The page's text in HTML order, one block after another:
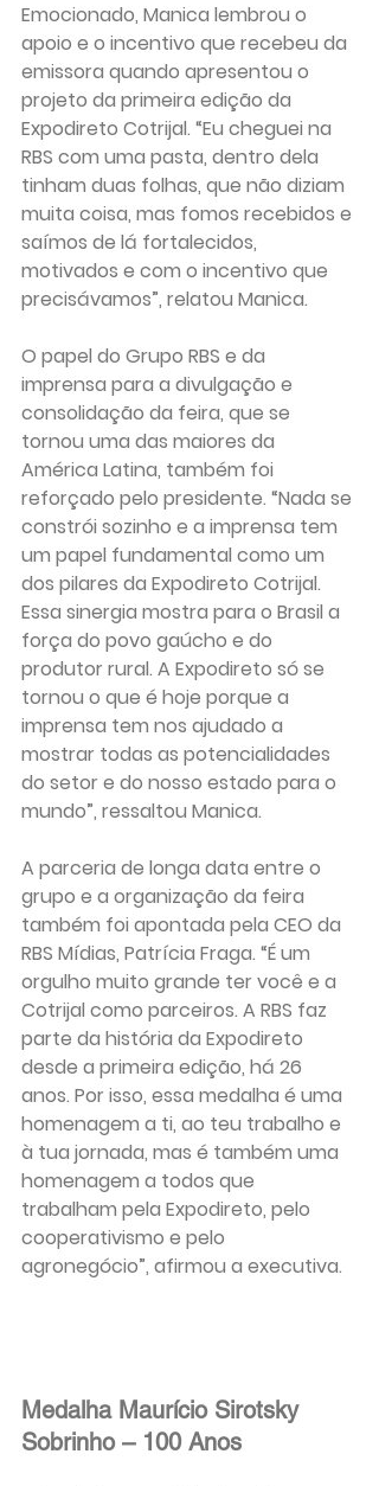
Emocionado, Manica lembrou o
apoio e o incentivo que recebeu da
emissora quando apresentou o
projeto da primeira edição da
Expodireto Cotrijal. “Eu cheguei na
RBS com uma pasta, dentro dela
tinham duas folhas, que não diziam
muita coisa, mas fomos recebidos e
saímos de lá fortalecidos,
motivados e com o incentivo que
precisávamos”, relatou Manica.
O papel do Grupo RBS e da
imprensa para a divulgação e
consolidação da feira, que se
tornou uma das maiores da
América Latina, também foi
reforçado pelo presidente. “Nada se
constrói sozinho e a imprensa tem
um papel fundamental como um
dos pilares da Expodireto Cotrijal.
Essa sinergia mostra para o Brasil a
força do povo gaúcho e do
produtor rural. A Expodireto só se
tornou o que é hoje porque a
imprensa tem nos ajudado a
mostrar todas as potencialidades
do setor e do nosso estado para o
mundo”, ressaltou Manica.
A parceria de longa data entre o
grupo e a organização da feira
também foi apontada pela CEO da
RBS Mídias, Patrícia Fraga. “É um
orgulho muito grande ter você e a
Cotrijal como parceiros. A RBS faz
parte da história da Expodireto
desde a primeira edição, há 26
anos. Por isso, essa medalha é uma
homenagem a ti, ao teu trabalho e
à tua jornada, mas é também uma
homenagem a todos que
trabalham pela Expodireto, pelo
cooperativismo e pelo
agronegócio”, afirmou a executiva.
Medalha Maurício Sirotsky
Sobrinho – 100 Anos